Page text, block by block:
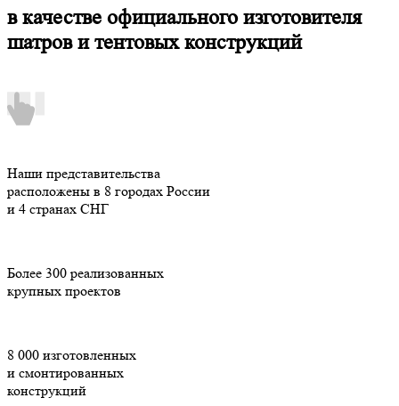
в качестве официального изготовителя
шатров и тентовых конструкций
Наши представительства
расположены в 8 городах России
и 4 странах СНГ
Более 300 реализованных
крупных проектов
8 000 изготовленных
и смонтированных
конструкций